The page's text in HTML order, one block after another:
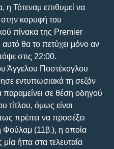
η Τότεναμ επιθυμεί να
στην κορυφή του
πίνακα της Premier
αυτό θα το πετύχει μόνο αν
στις 22:00.
Άγγελου Ποστέκογλου
εντυπωσιακά τη σεζόν
παραμείνει σε θέση οδηγού
τίτλου, όμως είναι
πρέπει να προσέξει
Φούλαμ (11β.), η οποία
μία ήττα στα τελευταία